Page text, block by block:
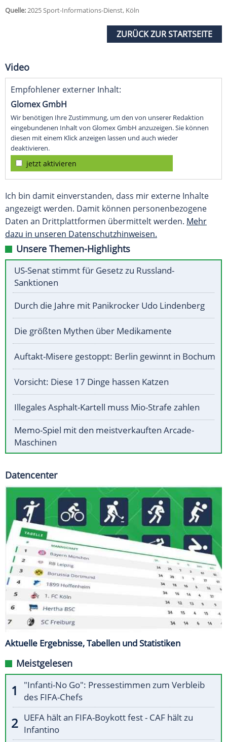
Quelle:2025 Sport-Informations-Dienst, Köln
ZURÜCK ZUR STARTSEITE
Video
Empfohlener externer Inhalt:
Glomex GmbH
Wir benötigen Ihre Zustimmung, um den von unserer Redaktion
eingebundenen Inhalt von Glomex GmbH anzuzeigen. Sie können
diesen mit einem Klick anzeigen lassen und auch wieder
deaktivieren.
jetzt aktivieren
Ich bin damit einverstanden, dass mir externe Inhalte
angezeigt werden. Damit können personenbezogene
Daten an Drittplattformen übermittelt werden. Mehr
dazu in unseren Datenschutzhinweisen.
Unsere Themen-Highlights
US-Senat stimmt für Gesetz zu Russland-
Sanktionen
Durch die Jahre mit Panikrocker Udo Lindenberg
Die größten Mythen über Medikamente
Auftakt-Misere gestoppt: Berlin gewinnt in Bochum
Vorsicht: Diese 17 Dinge hassen Katzen
Illegales Asphalt-Kartell muss Mio-Strafe zahlen
Memo-Spiel mit den meistverkauften Arcade-
Maschinen
Datencenter
Aktuelle Ergebnisse, Tabellen und Statistiken
Meistgelesen
"Infanti-No Go": Pressestimmen zum Verbleib
des FIFA-Chefs
UEFA hält an FIFA-Boykott fest - CAF hält zu
Infantino